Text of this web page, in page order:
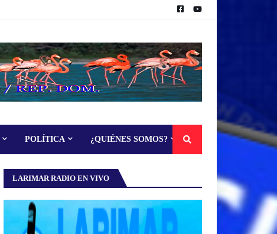
POLÍTICA ¿QUIÉNES SOMOS?
LARIMAR RADIO EN VIVO